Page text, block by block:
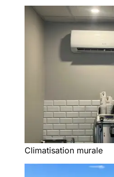
Climatisation murale